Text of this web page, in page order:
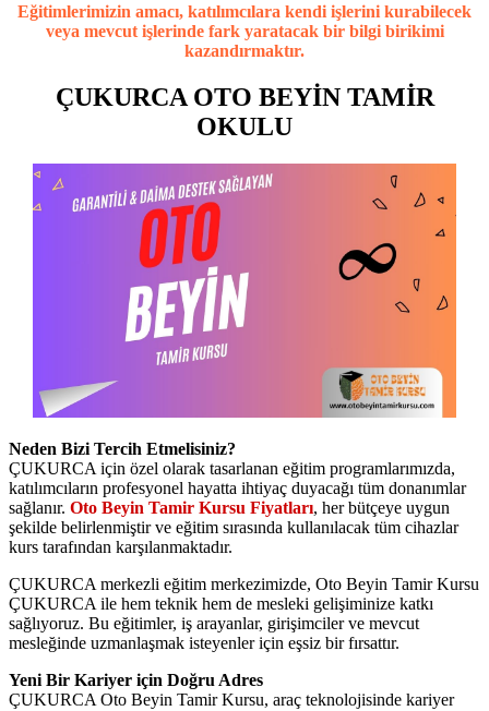
Eğitimlerimizin amacı, katılımcılara kendi işlerini kurabilecek
veya mevcut işlerinde fark yaratacak bir bilgi birikimi
kazandırmaktır.
ÇUKURCA OTO BEYİN TAMİR
OKULU
Neden Bizi Tercih Etmelisiniz?
ÇUKURCA için özel olarak tasarlanan eğitim programlarımızda,
katılımcıların profesyonel hayatta ihtiyaç duyacağı tüm donanımlar
sağlanır. Oto Beyin Tamir Kursu Fiyatları, her bütçeye uygun
şekilde belirlenmiştir ve eğitim sırasında kullanılacak tüm cihazlar
kurs tarafından karşılanmaktadır.
ÇUKURCA merkezli eğitim merkezimizde, Oto Beyin Tamir Kursu
ÇUKURCA ile hem teknik hem de mesleki gelişiminize katkı
sağlıyoruz. Bu eğitimler, iş arayanlar, girişimciler ve mevcut
mesleğinde uzmanlaşmak isteyenler için eşsiz bir fırsattır.
Yeni Bir Kariyer için Doğru Adres
ÇUKURCA Oto Beyin Tamir Kursu, araç teknolojisinde kariyer